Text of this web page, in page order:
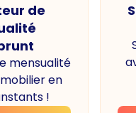
de
mensualité
en
!